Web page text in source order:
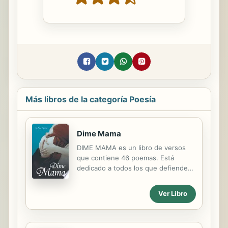
Más libros de la categoría Poesía
Dime Mama
DIME MAMA es un libro de versos
que contiene 46 poemas. Está
dedicado a todos los que defienden
ellos, ese Bebé que no llegó a nacer,
conversa con su Madre No es un
libro agresivo, más bien un coloquio
Ver Libro